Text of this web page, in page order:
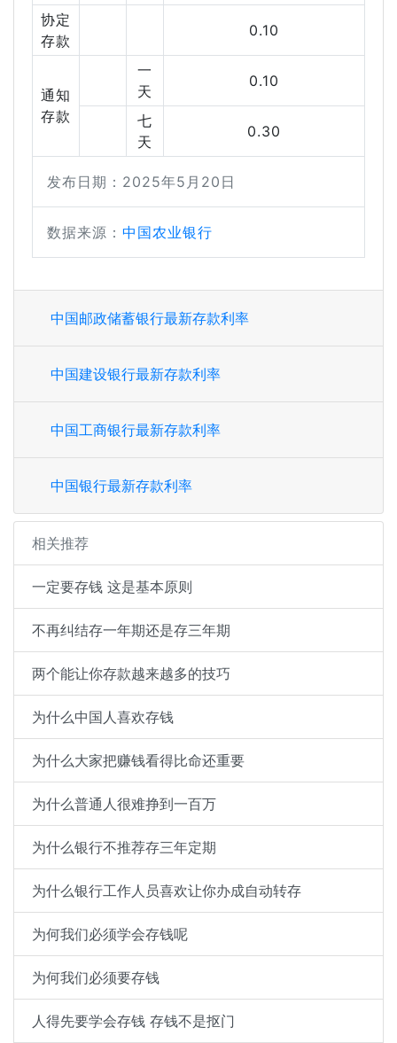
协定
存款
0.10
通知
存款
一
天
0.10
七
天
0.30
发布日期：2025年5月20日
数据来源： 中国农业银行
中国邮政储蓄银行最新存款利率
中国建设银行最新存款利率
中国工商银行最新存款利率
中国银行最新存款利率
相关推荐
一定要存钱 这是基本原则
不再纠结存一年期还是存三年期
两个能让你存款越来越多的技巧
为什么中国人喜欢存钱
为什么大家把赚钱看得比命还重要
为什么普通人很难挣到一百万
为什么银行不推荐存三年定期
为什么银行工作人员喜欢让你办成自动转存
为何我们必须学会存钱呢
为何我们必须要存钱
人得先要学会存钱 存钱不是抠门